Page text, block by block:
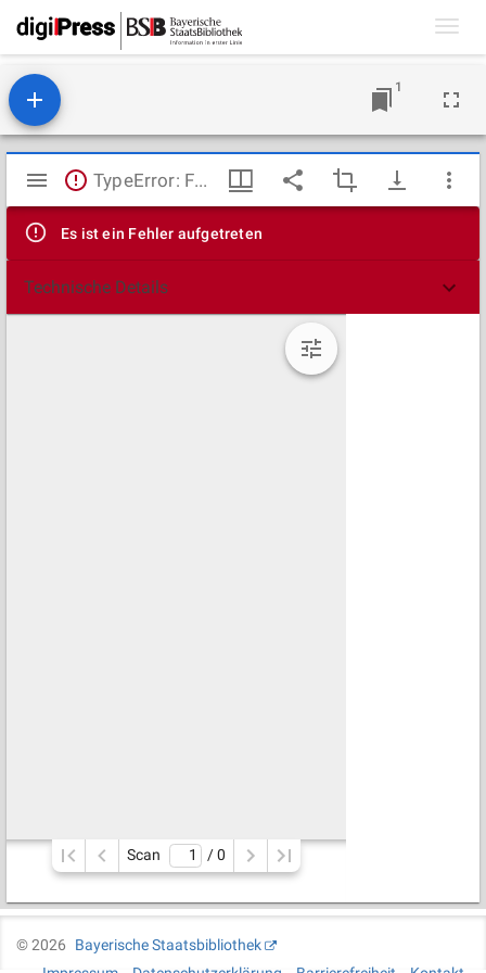
1
Mirador
Viewer
TypeError: Failed to fetch
Es ist ein Fehler aufgetreten
Technische Details
Scan / 0
©2026
Bayerische Staatsbibliothek